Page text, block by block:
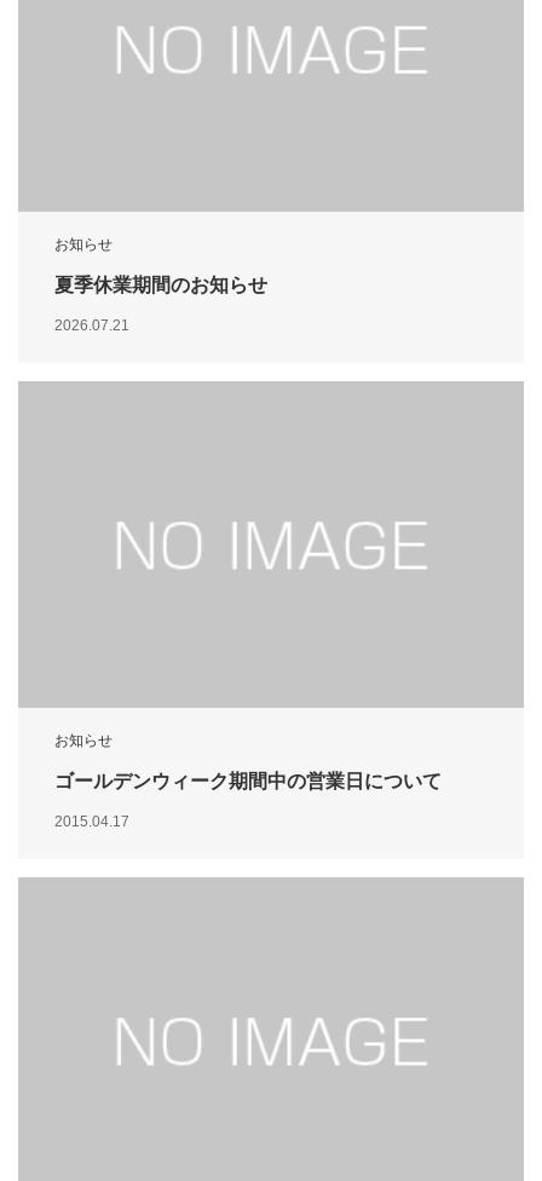
お知らせ
夏季休業期間のお知らせ
2026.07.21
お知らせ
ゴールデンウィーク期間中の営業日について
2015.04.17